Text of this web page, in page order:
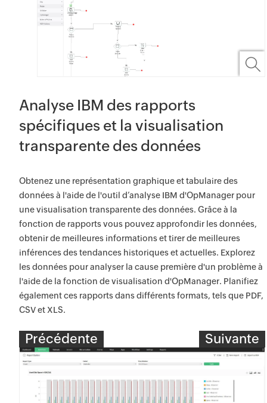
Analyse IBM des rapports
spécifiques et la visualisation
transparente des données
Obtenez une représentation graphique et tabulaire des
données à l'aide de l'outil d’analyse IBM d'OpManager pour
une visualisation transparente des données. Grâce à la
fonction de rapports vous pouvez approfondir les données,
obtenir de meilleures informations et tirer de meilleures
inférences des tendances historiques et actuelles. Explorez
les données pour analyser la cause première d'un problème à
l'aide de la fonction de visualisation d'OpManager. Planifiez
également ces rapports dans différents formats, tels que PDF,
CSV et XLS.
Précédente Suivante